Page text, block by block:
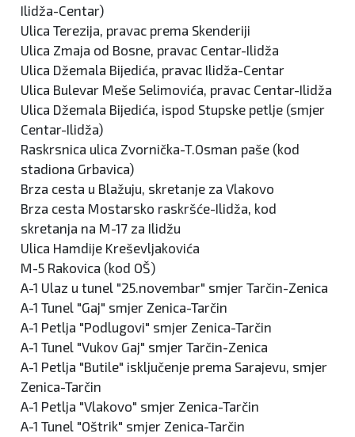
Ilidža-Centar)
Ulica Terezija, pravac prema Skenderiji
Ulica Zmaja od Bosne, pravac Centar-Ilidža
Ulica Džemala Bijedića, pravac Ilidža-Centar
Ulica Bulevar Meše Selimovića, pravac Centar-Ilidža
Ulica Džemala Bijedića, ispod Stupske petlje (smjer
Centar-Ilidža)
Raskrsnica ulica Zvornička-T.Osman paše (kod
stadiona Grbavica)
Brza cesta u Blažuju, skretanje za Vlakovo
Brza cesta Mostarsko raskršće-Ilidža, kod
skretanja na M-17 za Ilidžu
Ulica Hamdije Kreševljakovića
M-5 Rakovica (kod OŠ)
A-1 Ulaz u tunel "25.novembar" smjer Tarčin-Zenica
A-1 Tunel "Gaj" smjer Zenica-Tarčin
A-1 Petlja "Podlugovi" smjer Zenica-Tarčin
A-1 Tunel "Vukov Gaj" smjer Tarčin-Zenica
A-1 Petlja "Butile" isključenje prema Sarajevu, smjer
Zenica-Tarčin
A-1 Petlja "Vlakovo" smjer Zenica-Tarčin
A-1 Tunel "Oštrik" smjer Zenica-Tarčin